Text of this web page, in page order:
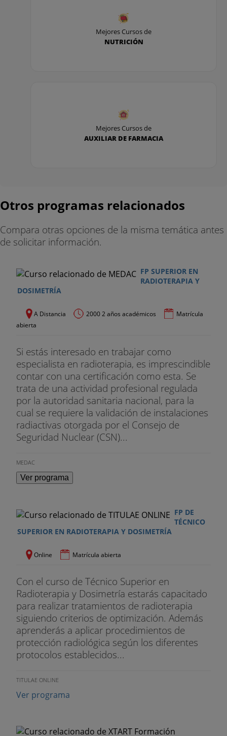
Mejores Cursos de
NUTRICIÓN
Mejores Cursos de
AUXILIAR DE FARMACIA
Otros programas relacionados
Compara otras opciones de la misma temática antes
de solicitar información.
FP SUPERIOR EN
RADIOTERAPIA Y
DOSIMETRÍA
A Distancia 2000 2 años académicos
Matrícula
abierta
Si estás interesado en trabajar como
especialista en radioterapia, es imprescindible
contar con una certificación como esta. Se
trata de una actividad profesional regulada
por la autoridad sanitaria nacional, para la
cual se requiere la validación de instalaciones
radiactivas otorgada por el Consejo de
Seguridad Nuclear (CSN)...
MEDAC
Ver programa
FP DE
TÉCNICO
SUPERIOR EN RADIOTERAPIA Y DOSIMETRÍA
Online Matrícula abierta
Con el curso de Técnico Superior en
Radioterapia y Dosimetría estarás capacitado
para realizar tratamientos de radioterapia
siguiendo criterios de optimización. Además
aprenderás a aplicar procedimientos de
protección radiológica según los diferentes
protocolos establecidos...
TITULAE ONLINE
Ver programa